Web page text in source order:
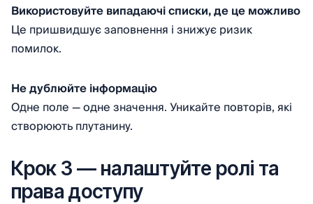
Використовуйте випадаючі списки, де це можливо
Це пришвидшує заповнення і знижує ризик
помилок.
Не дублюйте інформацію
Одне поле — одне значення. Уникайте повторів, які
створюють плутанину.
Крок 3 — налаштуйте ролі та
права доступу